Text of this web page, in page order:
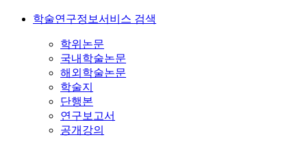
학술연구정보서비스 검색
학위논문
국내학술논문
해외학술논문
학술지
단행본
연구보고서
공개강의